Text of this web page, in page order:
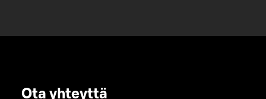
Ota yhteyttä